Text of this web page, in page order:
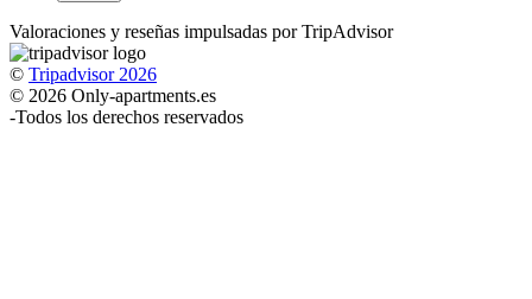
Valoraciones y reseñas impulsadas por TripAdvisor
© Tripadvisor 2026
© 2026 Only-apartments.es
-Todos los derechos reservados